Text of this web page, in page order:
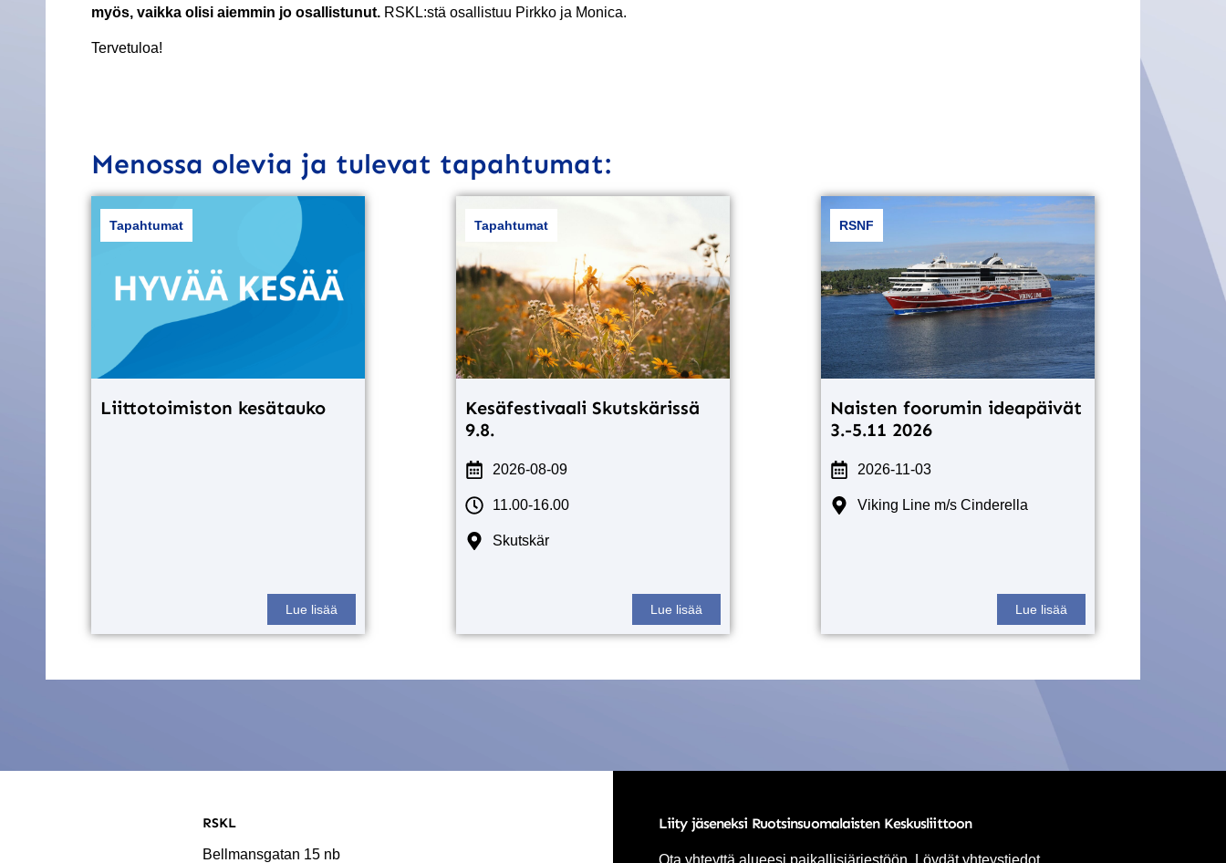
myös, vaikka olisi aiemmin jo osallistunut. RSKL:stä osallistuu Pirkko ja Monica.
Tervetuloa!
Menossa olevia ja tulevat tapahtumat:
Tapahtumat
Liittotoimiston kesätauko
Lue lisää
Tapahtumat
Kesäfestivaali Skutskärissä
9.8.
2026-08-09
11.00-16.00
Skutskär
Lue lisää
RSNF
Naisten foorumin ideapäivät
3.-5.11 2026
2026-11-03
Viking Line m/s Cinderella
Lue lisää
RSKL
Bellmansgatan 15 nb
Liity jäseneksi Ruotsinsuomalaisten Keskusliittoon
Ota yhteyttä alueesi paikallisjärjestöön. Löydät yhteystiedot